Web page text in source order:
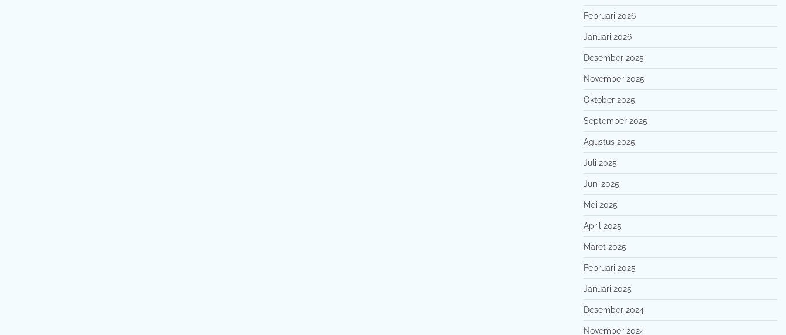
Februari 2026
Januari 2026
Desember 2025
November 2025
Oktober 2025
September 2025
Agustus 2025
Juli 2025
Juni 2025
Mei 2025
April 2025
Maret 2025
Februari 2025
Januari 2025
Desember 2024
November 2024